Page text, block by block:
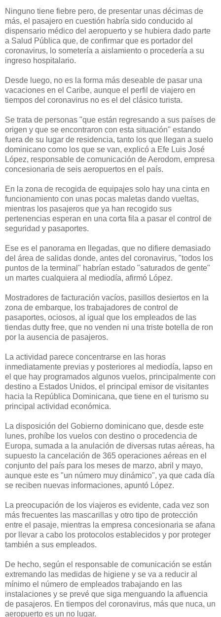
Ninguno tiene fiebre pero, de presentar unas décimas de
más, el pasajero en cuestión habría sido conducido al
dispensario médico del aeropuerto y se hubiera dado parte
a Salud Pública que, de confirmar que es portador del
coronavirus, lo sometería a aislamiento o procedería a su
ingreso hospitalario.
Desde luego, no es la forma más deseable de pasar una
vacaciones en el Caribe, aunque el perfil de viajero en
tiempos del coronavirus no es el del clásico turista.
Se trata de personas "que están regresando a sus países de
origen y que se encontraron con esta situación" estando
fuera de su lugar de residencia, tanto los que llegan a suelo
dominicano como los que se van, explicó a Efe Luis José
López, responsable de comunicación de Aerodom, empresa
concesionaria de seis aeropuertos en el país.
En la zona de recogida de equipajes solo hay una cinta en
funcionamiento con unas pocas maletas dando vueltas,
mientras los pasajeros que ya han recogido sus
pertenencias esperan en una corta fila a pasar el control de
seguridad y pasaportes.
Ese es el panorama en llegadas, que no difiere demasiado
del área de salidas donde, antes del coronavirus, "todos los
puntos de la terminal" habrían estado "saturados de gente"
un martes cualquiera al mediodía, afirmó López.
Mostradores de facturación vacíos, pasillos desiertos en la
zona de embarque, los trabajadores de control de
pasaportes, ociosos, al igual que los empleados de las
tiendas dutty free, que no venden ni una triste botella de ron
por la ausencia de pasajeros.
La actividad parece concentrarse en las horas
inmediatamente previas y posteriores al mediodía, lapso en
el que hay programados algunos vuelos, principalmente con
destino a Estados Unidos, el principal emisor de visitantes
hacia la República Dominicana, que tiene en el turismo su
principal actividad económica.
La disposición del Gobierno dominicano que, desde este
lunes, prohíbe los vuelos con destino o procedencia de
Europa, sumada a la anulación de diversas rutas aéreas, ha
supuesto la cancelación de 365 operaciones aéreas en el
conjunto del país para los meses de marzo, abril y mayo,
aunque este es "un número muy dinámico", ya que cada día
se reciben nuevas informaciones, apuntó López.
La preocupación de los viajeros es evidente, cada vez son
más frecuentes las mascarillas y otro tipo de protección
entre el pasaje, mientras la empresa concesionaria se afana
por llevar a cabo los protocolos establecidos y por proteger
también a sus empleados.
De hecho, según el responsable de comunicación se están
extremando las medidas de higiene y se va a reducir al
mínimo el número de empleados trabajando en las
instalaciones y se prevé que siga menguando la afluencia
de pasajeros. En tiempos del coronavirus, más que nuca, un
aeropuerto es un no lugar.